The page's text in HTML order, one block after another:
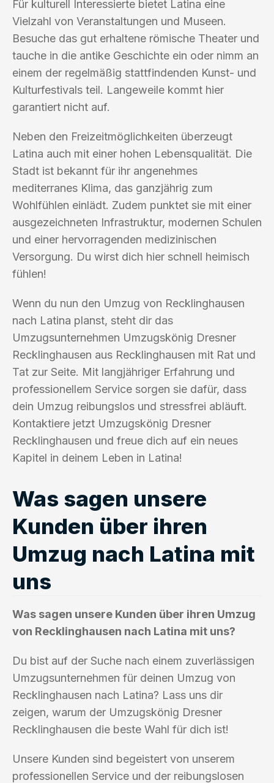
Für kulturell Interessierte bietet Latina eine
Vielzahl von Veranstaltungen und Museen.
Besuche das gut erhaltene römische Theater und
tauche in die antike Geschichte ein oder nimm an
einem der regelmäßig stattfindenden Kunst- und
Kulturfestivals teil. Langeweile kommt hier
garantiert nicht auf.
Neben den Freizeitmöglichkeiten überzeugt
Latina auch mit einer hohen Lebensqualität. Die
Stadt ist bekannt für ihr angenehmes
mediterranes Klima, das ganzjährig zum
Wohlfühlen einlädt. Zudem punktet sie mit einer
ausgezeichneten Infrastruktur, modernen Schulen
und einer hervorragenden medizinischen
Versorgung. Du wirst dich hier schnell heimisch
fühlen!
Wenn du nun den Umzug von Recklinghausen
nach Latina planst, steht dir das
Umzugsunternehmen Umzugskönig Dresner
Recklinghausen aus Recklinghausen mit Rat und
Tat zur Seite. Mit langjähriger Erfahrung und
professionellem Service sorgen sie dafür, dass
dein Umzug reibungslos und stressfrei abläuft.
Kontaktiere jetzt Umzugskönig Dresner
Recklinghausen und freue dich auf ein neues
Kapitel in deinem Leben in Latina!
Was sagen unsere
Kunden über ihren
Umzug nach Latina mit
uns
Was sagen unsere Kunden über ihren Umzug
von Recklinghausen nach Latina mit uns?
Du bist auf der Suche nach einem zuverlässigen
Umzugsunternehmen für deinen Umzug von
Recklinghausen nach Latina? Lass uns dir
zeigen, warum der Umzugskönig Dresner
Recklinghausen die beste Wahl für dich ist!
Unsere Kunden sind begeistert von unserem
professionellen Service und der reibungslosen